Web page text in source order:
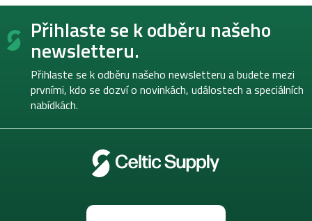
Z
Přihlaste se k odběru našeho
newsletteru.
Přihlaste se k odběru našeho newsletteru a budete mezi
prvními, kdo se dozví o novinkách, událostech a speciálních
nabídkách.